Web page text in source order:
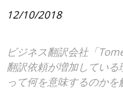
12/10/2018
ビジネス翻訳会社「
翻訳依頼が増加してい
って何を意味するのか